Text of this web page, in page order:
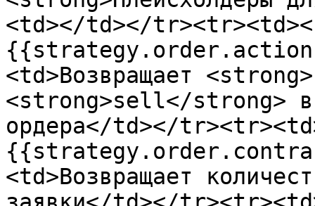
<td></td></
<td>Возвращает
<strong>sell</strong> в
ордера</td></
<td>Возвращает